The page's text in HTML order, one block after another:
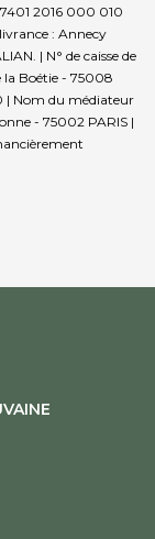
2016 000 010
: Annecy
| N° de caisse de
la Boétie - 75008
| Nom du médiateur
- 75002 PARIS |